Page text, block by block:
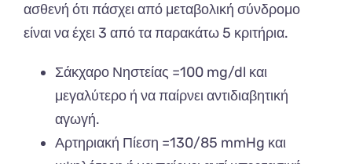
ασθενή ότι πάσχει από μεταβολική σύνδρομο
είναι να έχει 3 από τα παρακάτω 5 κριτήρια.
Σάκχαρο Νηστείας =100 mg/dl και
μεγαλύτερο ή να παίρνει αντιδιαβητική
αγωγή.
Αρτηριακή Πίεση =130/85 mmHg και